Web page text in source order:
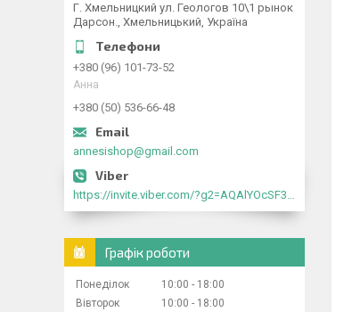
Г. Хмельницкий ул. Геологов 10\1 рынок
Дарсон., Хмельницький, Україна
+380 (96) 101-73-52
Анна
+380 (50) 536-66-48
annesishop@gmail.com
https://invite.viber.com/?g2=AQAlYOcSF30rb0kdJdojYDWtk4sNE5eWPg2Om5jJmRlpJwnTwfwnCzMMxer2vioZ"
Графік роботи
Понеділок 10:00
18:00
Вівторок
10:00 18:00